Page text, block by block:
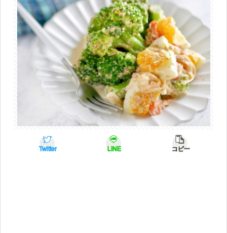
Twitter LINE コピー